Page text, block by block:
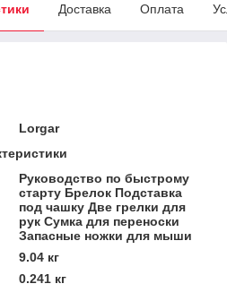
Доставка Оплата
Lorgar
Руководство по быстрому
старту Брелок Подставка
под чашку Две грелки для
рук Сумка для переноски
Запасные ножки для мыши
9.04 кг
0.241 кг